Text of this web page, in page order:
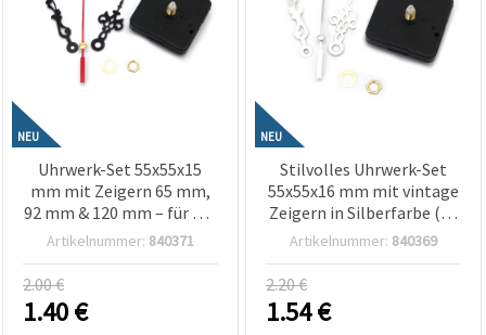
NEU
Uhrwerk-Set 55x55x15
mm mit Zeigern 65 mm,
92 mm & 120 mm – für DIY
Basteluhren, Betrieb mit
Artikelnummer: 840371
2.00 €
1.40€
NEU
Stilvolles Uhrwerk-Set
55x55x16 mm mit vintage
Zeigern in Silberfarbe (65
mm, 92 mm, 120 mm) –
V) für Basteln & DIY
Artikelnummer: 840369
2.20 €
1.54€